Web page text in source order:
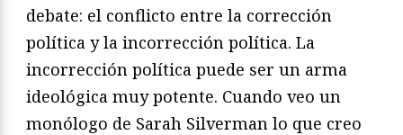
debate: el conflicto entre la corrección
política y la incorrección política. La
incorrección política puede ser un arma
ideológica muy potente. Cuando veo un
monólogo de Sarah Silverman lo que creo